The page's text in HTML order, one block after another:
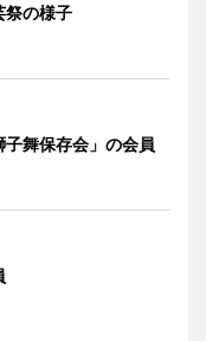
祭の様子
舞保存会」の会員